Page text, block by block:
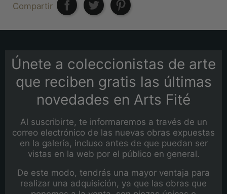
Compartir
Únete a coleccionistas de arte
que reciben gratis las últimas
novedades en Arts Fité
Al suscribirte, te informaremos a través de un
correo electrónico de las nuevas obras expuestas
en la galería, incluso antes de que puedan ser
vistas en la web por el público en general.
De este modo, tendrás una mayor ventaja para
realizar una adquisición, ya que las obras que